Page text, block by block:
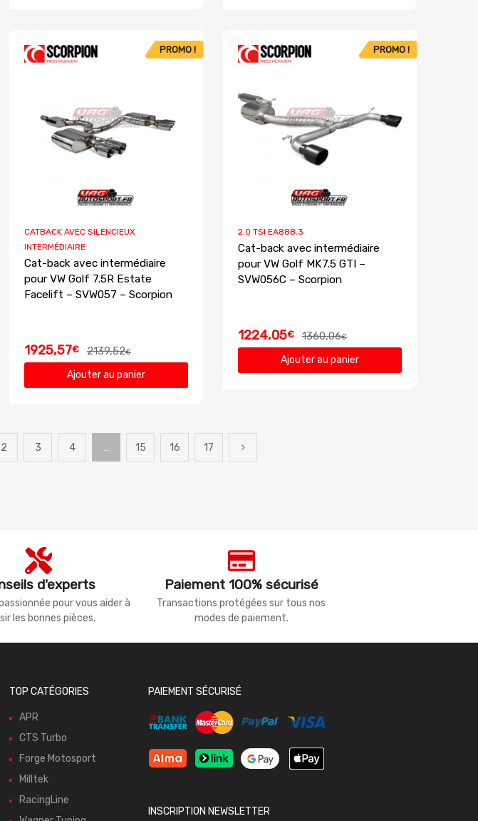
PROMO !
CATBACK AVEC SILENCIEUX
INTERMÉDIAIRE
Cat-back avec intermédiaire
pour VW Golf 7.5R Estate
Facelift – SVW057 – Scorpion
2139,52€
1925,57€
Ajouter au panier
PROMO !
2.0 TSI EA888.3
Cat-back avec intermédiaire
pour VW Golf MK7.5 GTI –
SVW056C – Scorpion
1360,06€
1224,05€
Ajouter au panier
2 3 4 … 15 16 17
d'experts
pour vous aider à
les bonnes pièces.
Paiement 100% sécurisé
Transactions protégées sur tous nos
modes de paiement.
TOP CATÉGORIES
APR
CTS Turbo
Forge Motosport
Milltek
RacingLine
PAIEMENT SÉCURISÉ
INSCRIPTION NEWSLETTER